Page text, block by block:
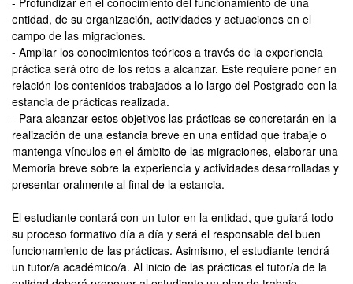
entidad, de su organización, actividades y actuaciones en el
campo de las migraciones.
- Ampliar los conocimientos teóricos a través de la experiencia
práctica será otro de los retos a alcanzar. Este requiere poner en
relación los contenidos trabajados a lo largo del Postgrado con la
estancia de prácticas realizada.
- Para alcanzar estos objetivos las prácticas se concretarán en la
realización de una estancia breve en una entidad que trabaje o
mantenga vínculos en el ámbito de las migraciones, elaborar una
Memoria breve sobre la experiencia y actividades desarrolladas y
presentar oralmente al final de la estancia.
El estudiante contará con un tutor en la entidad, que guiará todo
su proceso formativo día a día y será el responsable del buen
funcionamiento de las prácticas. Asimismo, el estudiante tendrá
un tutor/a académico/a. Al inicio de las prácticas el tutor/a de la